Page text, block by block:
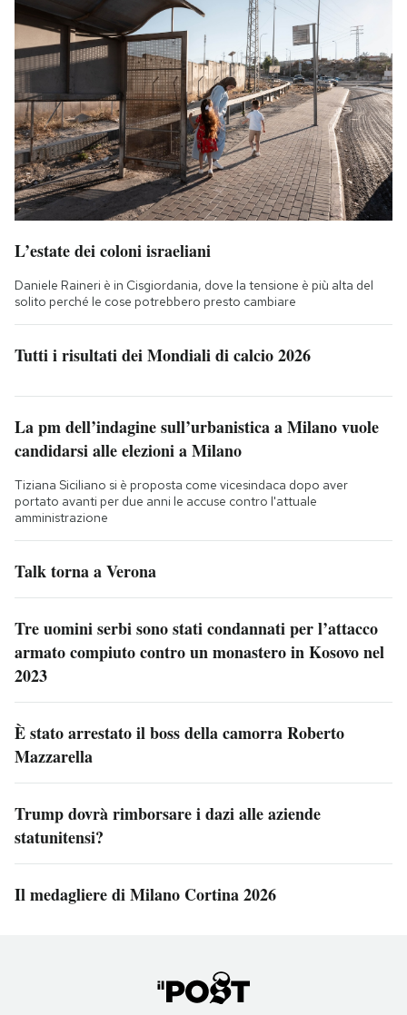
L’estate dei coloni israeliani
Daniele Raineri è in Cisgiordania, dove la tensione è più alta del
solito perché le cose potrebbero presto cambiare
Tutti i risultati dei Mondiali di calcio 2026
La pm dell’indagine sull’urbanistica a Milano vuole
candidarsi alle elezioni a Milano
Tiziana Siciliano si è proposta come vicesindaca dopo aver
portato avanti per due anni le accuse contro l'attuale
amministrazione
Talk torna a Verona
Tre uomini serbi sono stati condannati per l’attacco
armato compiuto contro un monastero in Kosovo nel
2023
È stato arrestato il boss della camorra Roberto
Mazzarella
Trump dovrà rimborsare i dazi alle aziende
statunitensi?
Il medagliere di Milano Cortina 2026